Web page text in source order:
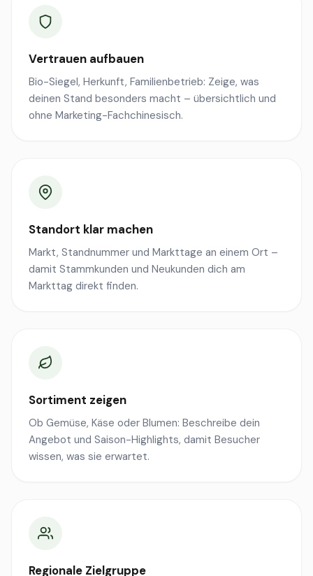
Vertrauen aufbauen
Bio-Siegel, Herkunft, Familienbetrieb: Zeige, was
deinen Stand besonders macht – übersichtlich und
ohne Marketing-Fachchinesisch.
Standort klar machen
Markt, Standnummer und Markttage an einem Ort –
damit Stammkunden und Neukunden dich am
Markttag direkt finden.
Sortiment zeigen
Ob Gemüse, Käse oder Blumen: Beschreibe dein
Angebot und Saison-Highlights, damit Besucher
wissen, was sie erwartet.
Regionale Zielgruppe